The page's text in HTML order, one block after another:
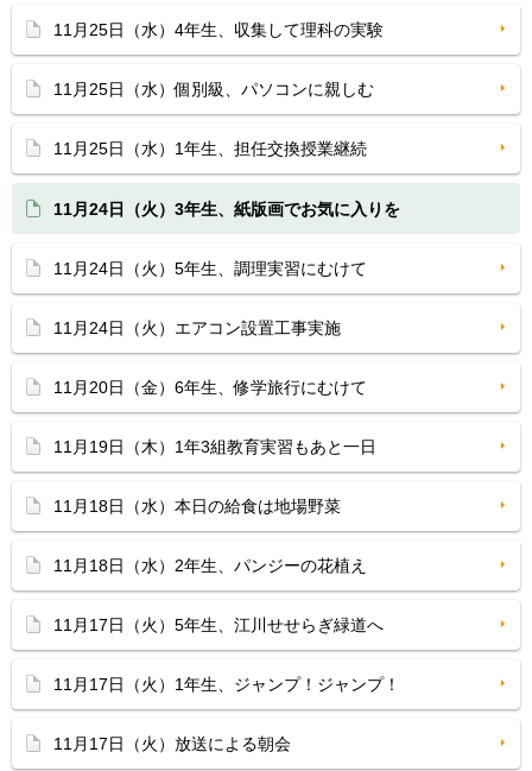
11月25日（水）4年生、収集して理科の実験
11月25日（水）個別級、パソコンに親しむ
11月25日（水）1年生、担任交換授業継続
11月24日（火）3年生、紙版画でお気に入りを
11月24日（火）5年生、調理実習にむけて
11月24日（火）エアコン設置工事実施
11月20日（金）6年生、修学旅行にむけて
11月19日（木）1年3組教育実習もあと一日
11月18日（水）本日の給食は地場野菜
11月18日（水）2年生、パンジーの花植え
11月17日（火）5年生、江川せせらぎ緑道へ
11月17日（火）1年生、ジャンプ！ジャンプ！
11月17日（火）放送による朝会